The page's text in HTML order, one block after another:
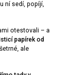
ní sedí, popíjí,
otestovali – a
papírek od
ale